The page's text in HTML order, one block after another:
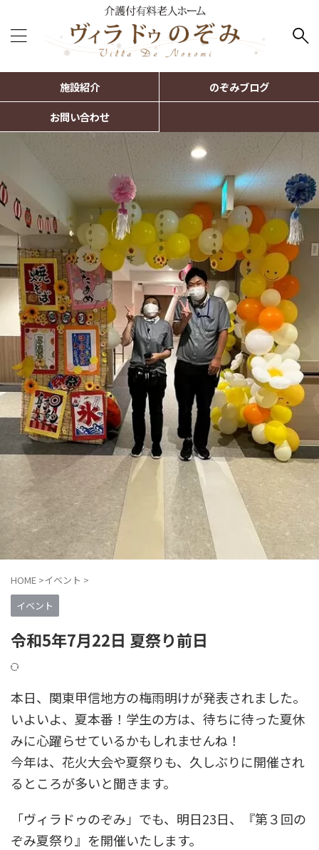
施設紹介
のぞみブログ
お問い合わせ
HOME >イベント >
イベント
令和5年7月22日 夏祭り前日
本日、関東甲信地方の梅雨明けが発表されました。
いよいよ、夏本番！学生の方は、待ちに待った夏休
みに心躍らせているかもしれませんね！
今年は、花火大会や夏祭りも、久しぶりに開催され
るところが多いと聞きます。
「ヴィラドゥのぞみ」でも、明日23日、『第３回の
ぞみ夏祭り』を開催いたします。